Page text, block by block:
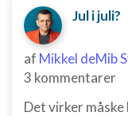
Jul i juli?
af Mikkel deMib
3 kommentarer
Det virker